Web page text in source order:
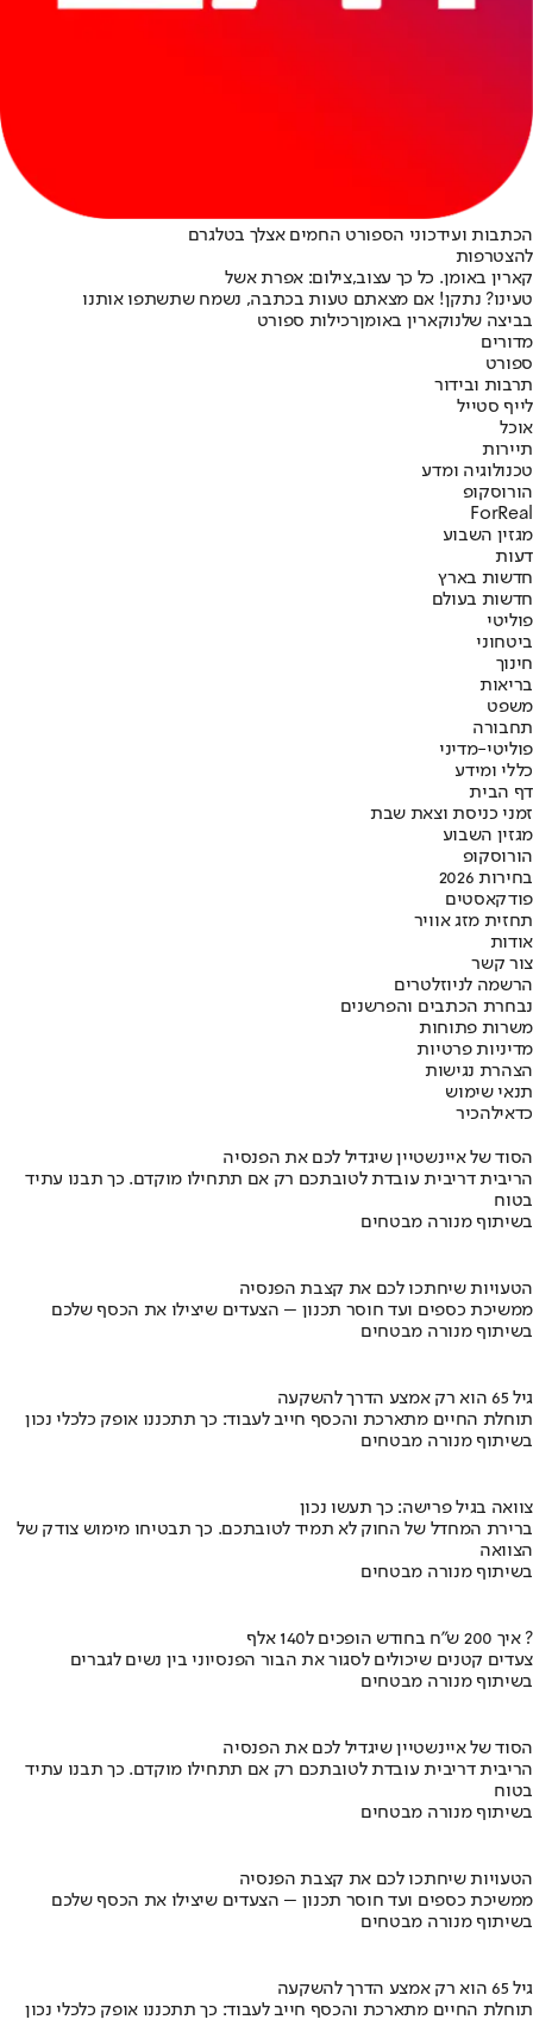
הכתבות ועידכוני הספורט החמים אצלך בטלגרם
להצטרפות
קארין באומן. כל כך עצוב,צילום: אפרת אשל
טעינו? נתקן! אם מצאתם טעות בכתבה, נשמח שתשתפו אותנו
בביצה שלנוקארין באומןרכילות ספורט
מדורים
ספורט
תרבות ובידור
לייף סטייל
אוכל
תיירות
טכנולוגיה ומדע
הורוסקופ
ForReal
מגזין השבוע
דעות
חדשות בארץ
חדשות בעולם
פוליטי
ביטחוני
חינוך
בריאות
משפט
תחבורה
פוליטי-מדיני
כללי ומידע
דף הבית
זמני כניסת וצאת שבת
מגזין השבוע
הורוסקופ
בחירות 2026
פודקאסטים
תחזית מזג אוויר
אודות
צור קשר
הרשמה לניוזלטרים
נבחרת הכתבים והפרשנים
משרות פתוחות
מדיניות פרטיות
הצהרת נגישות
תנאי שימוש
כדאילהכיר
הסוד של איינשטיין שיגדיל לכם את הפנסיה
הריבית דריבית עובדת לטובתכם רק אם תתחילו מוקדם. כך תבנו עתיד
בטוח
בשיתוף מנורה מבטחים
הטעויות שיחתכו לכם את קצבת הפנסיה
ממשיכת כספים ועד חוסר תכנון – הצעדים שיצילו את הכסף שלכם
בשיתוף מנורה מבטחים
גיל 65 הוא רק אמצע הדרך להשקעה
תוחלת החיים מתארכת והכסף חייב לעבוד: כך תתכננו אופק כלכלי נכון
בשיתוף מנורה מבטחים
צוואה בגיל פרישה: כך תעשו נכון
ברירת המחדל של החוק לא תמיד לטובתכם. כך תבטיחו מימוש צודק של
הצוואה
בשיתוף מנורה מבטחים
איך 200 ש"ח בחודש הופכים ל140 אלף ?
צעדים קטנים שיכולים לסגור את הבור הפנסיוני בין נשים לגברים
בשיתוף מנורה מבטחים
הסוד של איינשטיין שיגדיל לכם את הפנסיה
הריבית דריבית עובדת לטובתכם רק אם תתחילו מוקדם. כך תבנו עתיד
בטוח
בשיתוף מנורה מבטחים
הטעויות שיחתכו לכם את קצבת הפנסיה
ממשיכת כספים ועד חוסר תכנון – הצעדים שיצילו את הכסף שלכם
בשיתוף מנורה מבטחים
גיל 65 הוא רק אמצע הדרך להשקעה
תוחלת החיים מתארכת והכסף חייב לעבוד: כך תתכננו אופק כלכלי נכון